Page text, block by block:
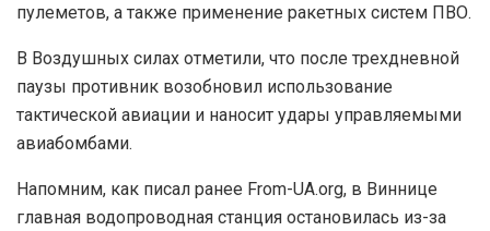
пулеметов, а также применение ракетных систем ПВО.
В Воздушных силах отметили, что после трехдневной
паузы противник возобновил использование
тактической авиации и наносит удары управляемыми
авиабомбами.
Напомним, как писал ранее From-UA.org, в Виннице
главная водопроводная станция остановилась из-за